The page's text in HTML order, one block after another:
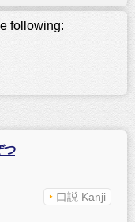
following:
つ
口説 Kanji